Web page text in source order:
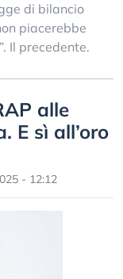
di bilancio
piacerebbe
Il precedente.
alle
E sì all’oro
- 12:12